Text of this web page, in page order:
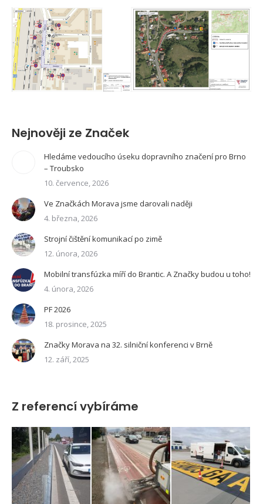
Nejnověji ze Značek
Hledáme vedoucího úseku dopravního značení pro Brno
– Troubsko
10. července, 2026
Ve Značkách Morava jsme darovali naději
4. března, 2026
Strojní čištění komunikací po zimě
12. února, 2026
Mobilní transfúzka míří do Brantic. A Značky budou u toho!
4. února, 2026
PF 2026
18. prosince, 2025
Značky Morava na 32. silniční konferenci v Brně
12. září, 2025
Z referencí vybíráme